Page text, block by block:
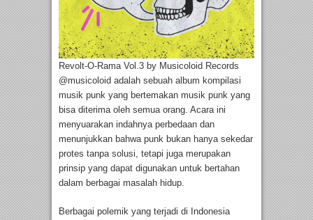
Revolt-O-Rama Vol.3 by Musicoloid Records
@musicoloid adalah sebuah album kompilasi
musik punk yang bertemakan musik punk yang
bisa diterima oleh semua orang. Acara ini
menyuarakan indahnya perbedaan dan
menunjukkan bahwa punk bukan hanya sekedar
protes tanpa solusi, tetapi juga merupakan
prinsip yang dapat digunakan untuk bertahan
dalam berbagai masalah hidup.
Berbagai polemik yang terjadi di Indonesia